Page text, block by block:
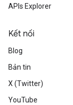
APIs Explorer
Kết nối
Blog
Bản tin
X (Twitter)
YouTube